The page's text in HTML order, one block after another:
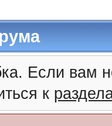
Если вам
к